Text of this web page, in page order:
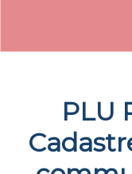
PLU